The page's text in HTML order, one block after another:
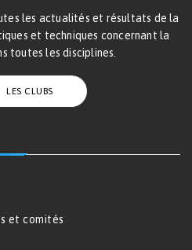
les actualités et résultats de la
et techniques concernant la
toutes les disciplines.
LES CLUBS
et comités